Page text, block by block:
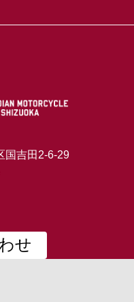
国吉田2-6-29
せ